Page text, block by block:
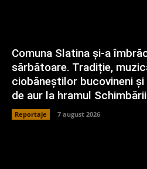
Comuna Slatina și-a
sărbătoare. Tradiție,
ciobăneștilor bucovineni
de aur la hramul
Reportaje 7 august 2026